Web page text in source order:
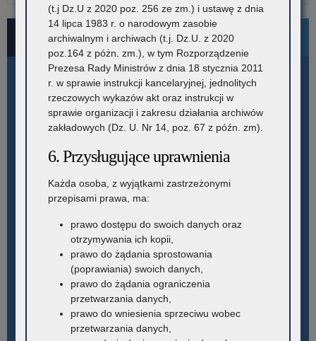
Bezpłatne numery pomocowe
(t.j Dz.U z 2020 poz. 256 ze zm.) i ustawę z dnia
14 lipca 1983 r. o narodowym zasobie
archiwalnym i archiwach (t.j. Dz.U. z 2020
poz.164 z póżn. zm.), w tym Rozporządzenie
Prezesa Rady Ministrów z dnia 18 stycznia 2011
r. w sprawie instrukcji kancelaryjnej, jednolitych
rzeczowych wykazów akt oraz instrukcji w
sprawie organizacji i zakresu działania archiwów
zakładowych (Dz. U. Nr 14, poz. 67 z późn. zm).
6. Przysługujące uprawnienia
Każda osoba, z wyjątkami zastrzeżonymi
przepisami prawa, ma:
prawo dostępu do swoich danych oraz
otrzymywania ich kopii,
prawo do żądania sprostowania
(poprawiania) swoich danych,
prawo do żądania ograniczenia
przetwarzania danych,
prawo do wniesienia sprzeciwu wobec
przetwarzania danych,